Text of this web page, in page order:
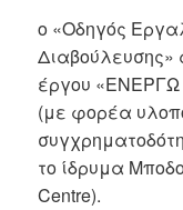
ο «Οδηγός
Διαβούλευσης»
έργου «ΕΝΕΡΓΩ
(με φορέα
το ίδρυμα
Centre).